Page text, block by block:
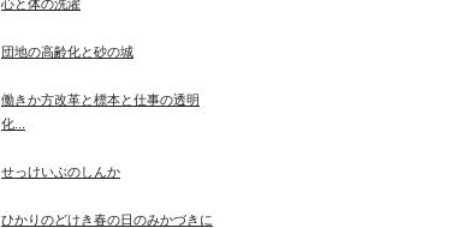
心と体の洗濯
団地の高齢化と砂の城
働きか方改革と標本と仕事の透明
化...
せっけいぶのしんか
ひかりのどけき春の日のみかづきに